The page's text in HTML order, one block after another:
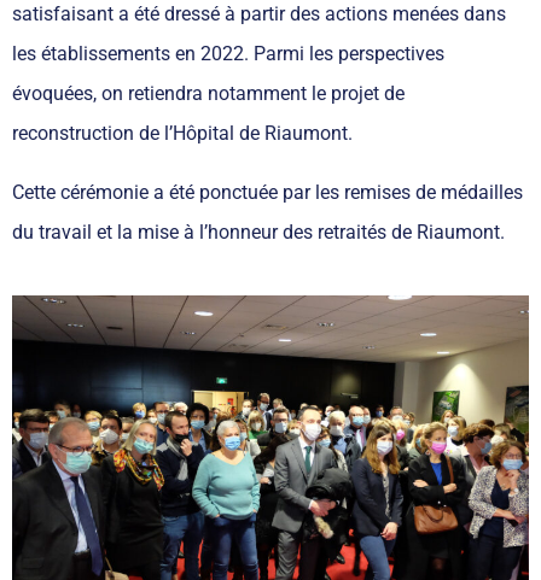
satisfaisant a été dressé à partir des actions menées dans
les établissements en 2022. Parmi les perspectives
évoquées, on retiendra notamment le projet de
reconstruction de l’Hôpital de Riaumont.
Cette cérémonie a été ponctuée par les remises de médailles
du travail et la mise à l’honneur des retraités de Riaumont.